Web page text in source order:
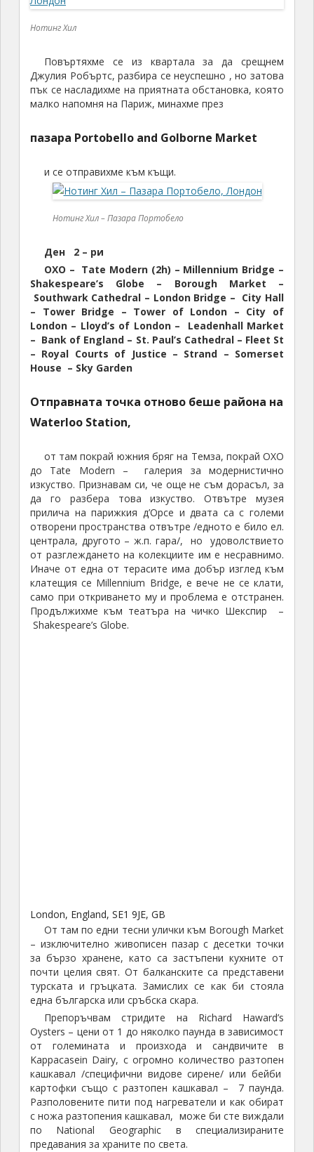
Нотинг Хил
Повъртяхме се из квартала за да срещнем
Джулия Робъртс, разбира се неуспешно , но затова
пък се насладихме на приятната обстановка, която
малко напомня на Париж, минахме през
пазара Portobello and Golborne Market
и се отправихме към къщи.
Нотинг Хил – Пазара Портобело
Ден 2 – ри
OXO – Tate Modern (2h) – Millennium Bridge –
Shakespeare’s Globe – Borough Market –
Southwark Cathedral – London Bridge – City Hall
– Tower Bridge – Tower of London – City of
London – Lloyd’s of London – Leadenhall Market
– Bank of England – St. Paul’s Cathedral – Fleet St
– Royal Courts of Justice – Strand – Somerset
House – Sky Garden
Отправната точка отново беше района на
Waterloo Station,
от там покрай южния бряг на Темза, покрай OXO
до Tate Modern – галерия за модернистично
изкуство. Признавам си, че още не съм дорасъл, за
да го разбера това изкуство. Отвътре музея
прилича на парижкия д’Орсе и двата са с големи
отворени пространства отвътре /едното е било ел.
централа, другото – ж.п. гара/, но удоволствието
от разглеждането на колекциите им е несравнимо.
Иначе от една от терасите има добър изглед към
клатещия се Millennium Bridge, е вече не се клати,
само при откриването му и проблема е отстранен.
Продължихме към театъра на чичко Шекспир –
Shakespeare’s Globe.
London, England, SE1 9JE, GB
От там по едни тесни улички към Borough Market
– изключително живописен пазар с десетки точки
за бързо хранене, като са застъпени кухните от
почти целия свят. От балканските са представени
турската и гръцката. Замислих се как би стояла
една българска или сръбска скара.
Препоръчвам стридите на Richard Haward’s
Oysters – цени от 1 до няколко паунда в зависимост
от големината и произхода и сандвичите в
Kappacasein Dairy, с огромно количество разтопен
кашкавал /специфични видове сирене/ или бейби
картофки също с разтопен кашкавал – 7 паунда.
Разполовените пити под нагреватели и как обират
с ножа разтопения кашкавал, може би сте виждали
по National Geographic в специализираните
предавания за храните по света.